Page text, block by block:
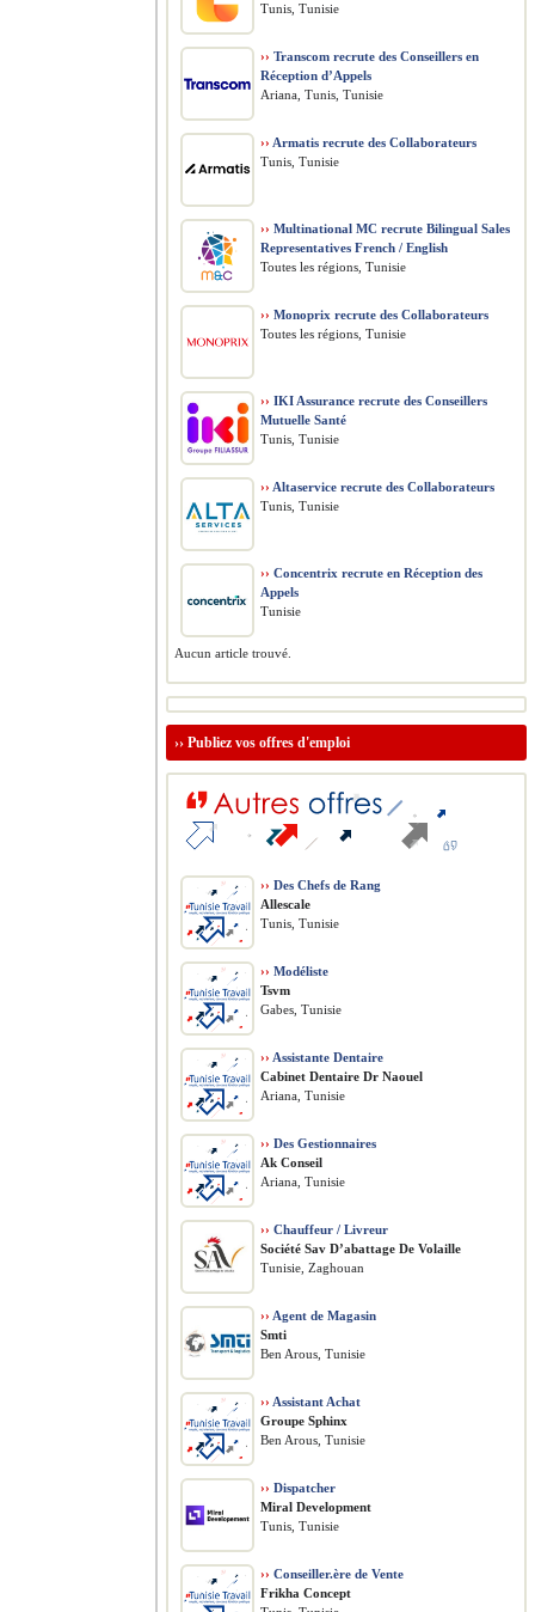
Tunis, Tunisie
›› Transcom recrute des Conseillers en
Réception d’Appels
Ariana, Tunis, Tunisie
›› Armatis recrute des Collaborateurs
Tunis, Tunisie
›› Multinational MC recrute Bilingual Sales
Representatives French / English
Toutes les régions, Tunisie
›› Monoprix recrute des Collaborateurs
Toutes les régions, Tunisie
›› IKI Assurance recrute des Conseillers
Mutuelle Santé
Tunis, Tunisie
›› Altaservice recrute des Collaborateurs
Tunis, Tunisie
›› Concentrix recrute en Réception des
Appels
Tunisie
Aucun article trouvé.
›› Publiez vos offres d'emploi
›› Des Chefs de Rang
Allescale
Tunis, Tunisie
›› Modéliste
Tsvm
Gabes, Tunisie
›› Assistante Dentaire
Cabinet Dentaire Dr Naouel
Ariana, Tunisie
›› Des Gestionnaires
Ak Conseil
Ariana, Tunisie
›› Chauffeur / Livreur
Société Sav D’abattage De Volaille
Tunisie, Zaghouan
›› Agent de Magasin
Smti
Ben Arous, Tunisie
›› Assistant Achat
Groupe Sphinx
Ben Arous, Tunisie
›› Dispatcher
Miral Development
Tunis, Tunisie
›› Conseiller.ère de Vente
Frikha Concept